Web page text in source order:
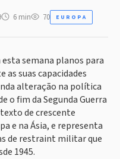
6 min 70 EUROPA
semana planos para
suas capacidades
alteração na política
o fim da Segunda Guerra
de crescente
e na Ásia, e representa
de restraint militar que
1945.